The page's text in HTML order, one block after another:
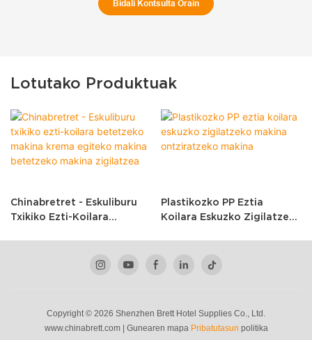
Bidali Kontsulta Orain
Lotutako Produktuak
Chinabretret - Eskuliburu
Txikiko Ezti-Koilara
Makina Zigilatzea
Plastikozko PP Eztia
Koilara Eskuzko Zigilatzeko
Copyright © 2026 Shenzhen Brett Hotel Supplies Co., Ltd.
www.chinabrett.com
Gunearen mapa Pribatutasun politika